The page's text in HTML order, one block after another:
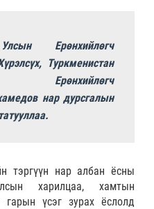
Ерөнхийлөгч
Туркменистан
нар дурсгалын
тэргүүн нар албан ёсны
харилцаа, хамтын
үсэг зурах ёслолд